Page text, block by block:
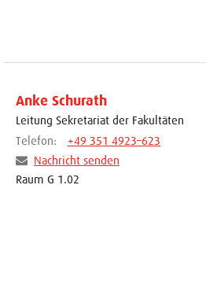
Anke Schurath
Leitung Sekretariat der Fakultäten
Telefon:
+49 351 4923–623
Nachricht senden
Raum G 1.02